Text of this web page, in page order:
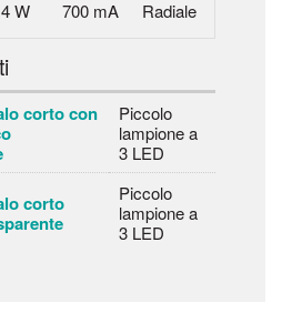
W 700 mA Radiale
corto con
Piccolo
lampione a
3 LED
corto
Piccolo
lampione a
3 LED